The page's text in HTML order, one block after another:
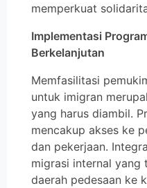
memperkuat
Implementasi
Berkelanjutan
Memfasilitasi
untuk imigran
yang harus diambil.
mencakup akses ke
dan pekerjaan.
migrasi internal yang
daerah pedesaan ke